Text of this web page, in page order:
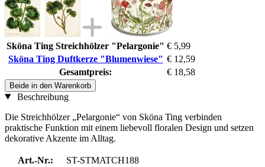
Sköna Ting Streichhölzer "Pelargonie" € 5,99
Sköna Ting Duftkerze "Blumenwiese" € 12,59
Gesamtpreis:
€ 18,58
Beide in den Warenkorb
Beschreibung
Die Streichhölzer „Pelargonie“ von Sköna Ting verbinden
praktische Funktion mit einem liebevoll floralen Design und setzen
dekorative Akzente im Alltag.
Art.-Nr.:
ST-STMATCH188